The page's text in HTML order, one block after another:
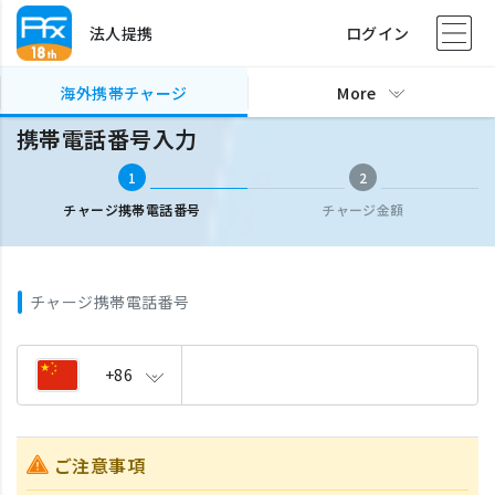
法人提携 ログイン
海外携帯チャージ More
海外携帯チャージ 携帯電話番号入力
携帯電話番号入力
1
チャージ携帯電話番号
2
チャージ金額
チャージ携帯電話番号
+86
ご注意事項